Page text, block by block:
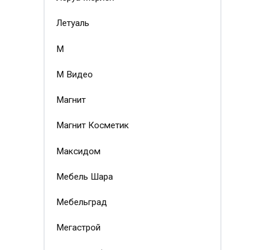
Летуаль
М
М Видео
Магнит
Магнит Косметик
Максидом
Мебель Шара
Мебельград
Мегастрой